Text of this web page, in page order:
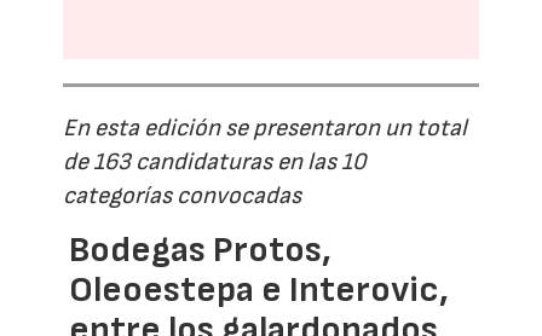
En esta edición se presentaron un total
de 163 candidaturas en las 10
categorías convocadas
Bodegas Protos,
Oleoestepa e Interovic,